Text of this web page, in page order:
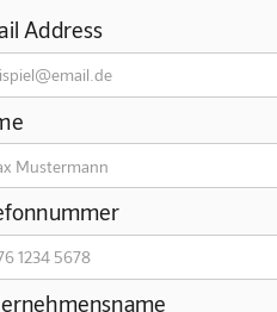
Address